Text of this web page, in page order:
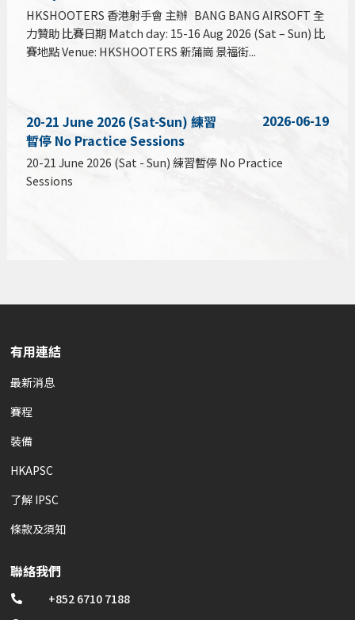
HKSHOOTERS 香港射手會 主辦 BANG BANG AIRSOFT 全
力贊助 比賽日期 Match day: 15-16 Aug 2026 (Sat – Sun) 比
賽地點 Venue: HKSHOOTERS 新蒲崗 景福街...
20-21 June 2026 (Sat-Sun) 練習
暫停 No Practice Sessions
2026-06-19
20-21 June 2026 (Sat - Sun) 練習暫停 No Practice
Sessions
有用連結
最新消息
賽程
裝備
HKAPSC
了解 IPSC
條款及須知
聯絡我們
 +852 6710 7188